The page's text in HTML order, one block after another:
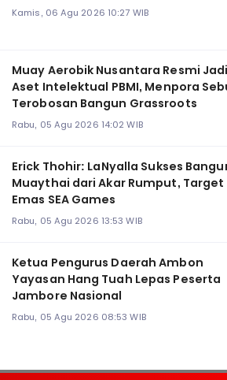
Kamis, 06 Agu 2026 10:27 WIB
Muay Aerobik Nusantara Resmi Jadi
Aset Intelektual PBMI, Menpora
Terobosan Bangun Grassroots
Rabu, 05 Agu 2026 14:02 WIB
Erick Thohir: LaNyalla Sukses
Muaythai dari Akar Rumput, Target
Emas SEA Games
Rabu, 05 Agu 2026 13:53 WIB
Ketua Pengurus Daerah Ambon
Yayasan Hang Tuah Lepas Peserta
Jambore Nasional
Rabu, 05 Agu 2026 08:53 WIB